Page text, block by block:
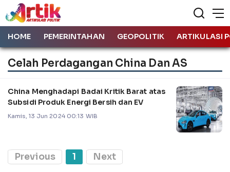
HOME PEMERINTAHAN GEOPOLITIK ARTIKULASI
Celah Perdagangan China Dan AS
China Menghadapi Badai Kritik Barat atas
Subsidi Produk Energi Bersih dan EV
Kamis, 13 Jun 2024 00:13 WIB
Previous 1 Next